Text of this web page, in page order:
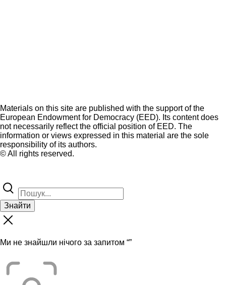
Materials on this site are published with the support of the
European Endowment for Democracy (EED). Its content does
not necessarily reflect the official position of EED. The
information or views expressed in this material are the sole
responsibility of its authors.
© All rights reserved.
Знайти
Ми не знайшли нічого за запитом “”